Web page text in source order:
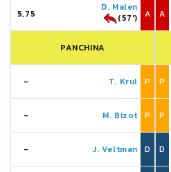
5,75
D. Malen
(57')
A
PANCHINA
- T. Krul P
- M. Bizot P
- J. Veltman D
A
P
P
D